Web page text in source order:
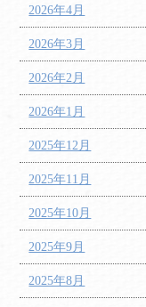
2026年4月
2026年3月
2026年2月
2026年1月
2025年12月
2025年11月
2025年10月
2025年9月
2025年8月